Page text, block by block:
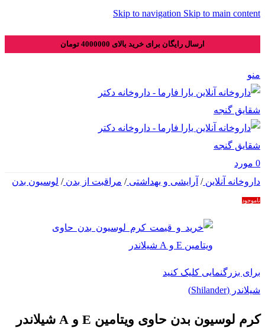
Skip to navigation Skip to main content
ارسال رایگان برای خرید بالای 4000000 تومان
منو
0 مورد
داروخانه آنلاین/ آرایشی و بهداشتی/ مراقبت از بدن/ لوسیون بدن
ناموجود
برای بزرگنمایی کلیک کنید
شیلاندر (Shilander)
کرم لوسیون بدن حاوی ویتامین E و A شیلاندر